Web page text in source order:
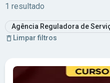
1 resultado
Agência Reguladora de
Limpar filtros